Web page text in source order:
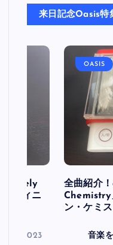
来日記念Oasis特
フィニ
30, 2023
OASIS
全曲紹介
Chemistry
ン・ケミス
音楽